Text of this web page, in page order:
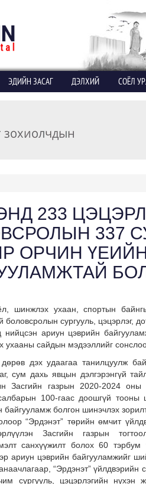
ЭДИЙН ЗАСАГ ДЭЛХИЙ СОЁЛ
233
337
ОРЧИН
шинжлэх ухаан, спортын
сургууль, цэцэрлэг,
нийцсэн ариун цэврийн
ухааны сайдын мэдээллийг
дэх удаагаа танилцуулж
сум дахь явцын дэлгэрэнгүй
Засгийн газрын 2020-2024
100-гаас доошгүй тооны
болгон шинэчлэх
“Эрдэнэт” төрийн өмчит
Засгийн газрын
санхүүжилт болох 60 тэрбум
ариун цэврийн байгууламжийг
“Эрдэнэт” үйлдвэрийн
сургууль, цэцэрлэгийн нүхэн